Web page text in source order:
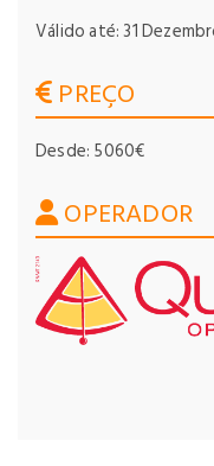
Válido até: 31
PREÇO
Desde: 5060€
OPERADOR